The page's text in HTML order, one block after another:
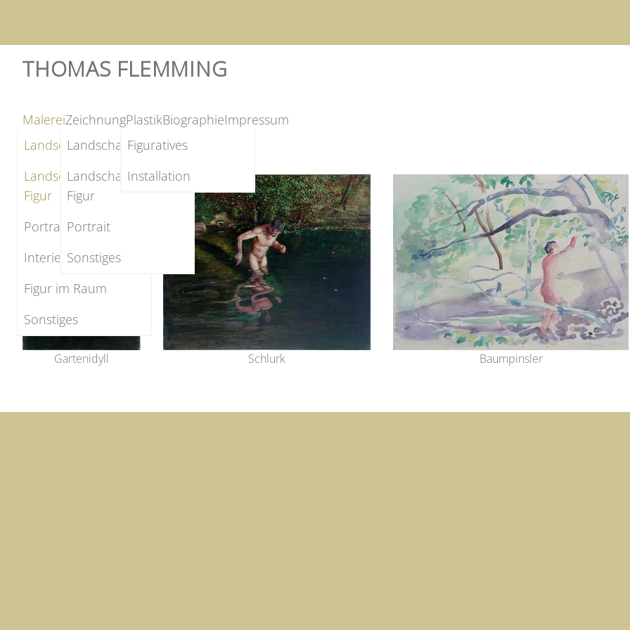
THOMAS FLEMMING
Malerei
Landschaft
Landschaft und
Figur
Portrait
Interieur
Figur im Raum
Sonstiges
Zeichnung
Landschaft
Landschaft und
Figur
Portrait
Sonstiges
Plastik
Figuratives
Installation
BiographieImpressum
Gartenidyll Schlurk Baumpinsler